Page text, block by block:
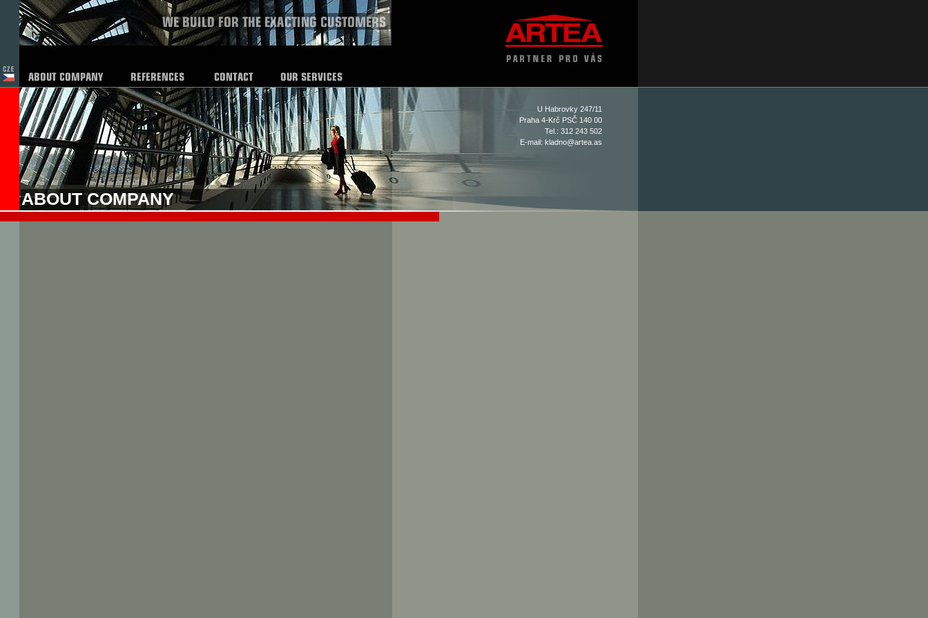
ABOUT COMPANY
U Habrovky 247/11
Praha 4-Krč PSČ 140 00
Tel.: 312 243 502
E-mail: kladno@artea.as